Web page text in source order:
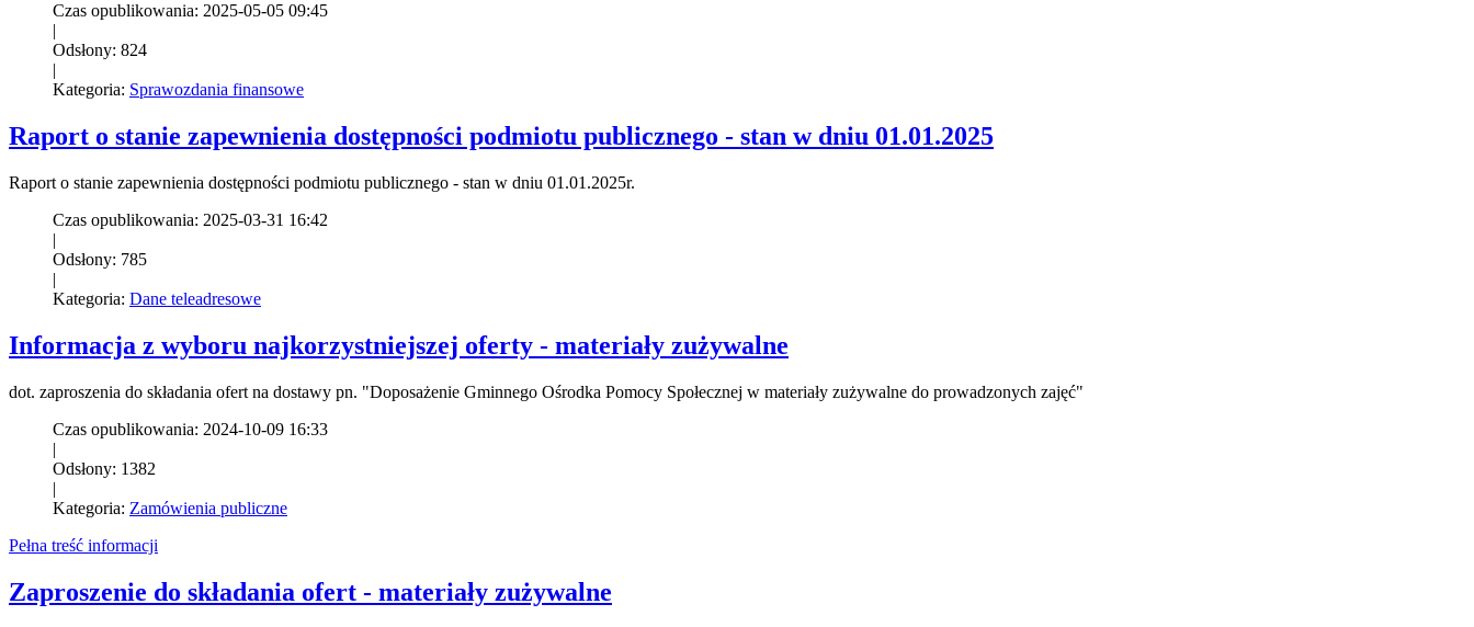
Czas opublikowania: 2025-05-05 09:45
|
Odsłony: 824
|
Kategoria: Sprawozdania finansowe
Raport o stanie zapewnienia dostępności podmiotu publicznego - stan w dniu 01.01.2025
Raport o stanie zapewnienia dostępności podmiotu publicznego - stan w dniu 01.01.2025r.
Czas opublikowania: 2025-03-31 16:42
|
Odsłony: 785
|
Kategoria: Dane teleadresowe
Informacja z wyboru najkorzystniejszej oferty - materiały zużywalne
dot. zaproszenia do składania ofert na dostawy pn. "Doposażenie Gminnego Ośrodka Pomocy Społecznej w materiały zużywalne do prowadzonych zajęć"
Czas opublikowania: 2024-10-09 16:33
|
Odsłony: 1382
|
Kategoria: Zamówienia publiczne
Pełna treść informacji
Zaproszenie do składania ofert - materiały zużywalne